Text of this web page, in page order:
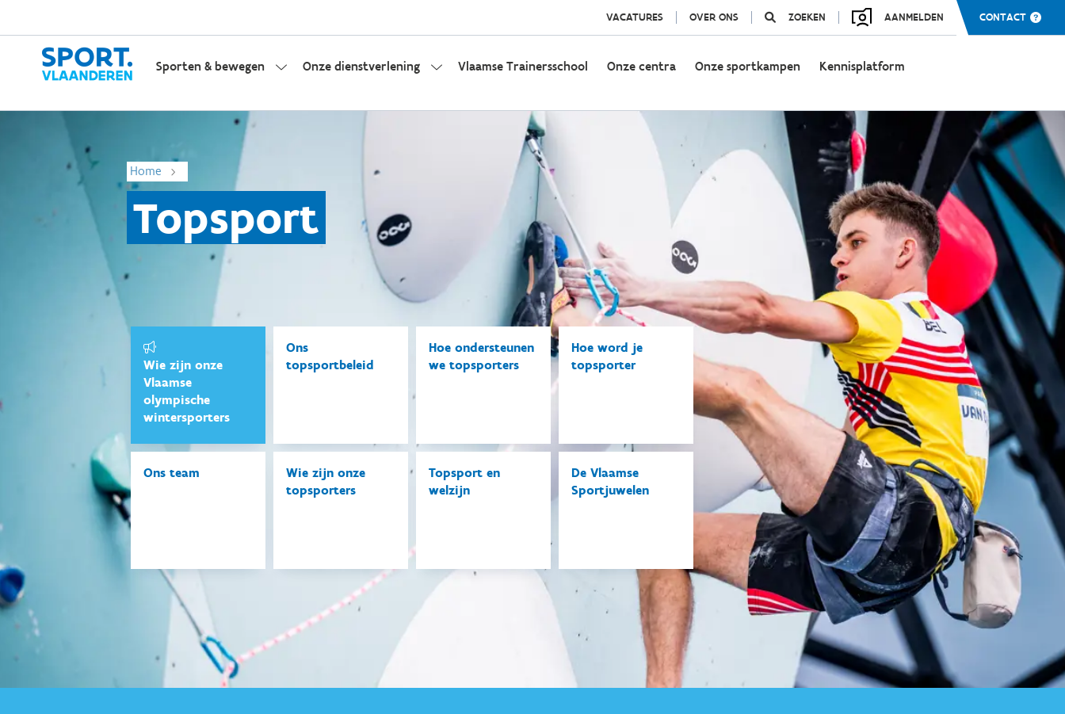
VACATURES OVER ONS ZOEKEN AANMELDEN CONTACT
Sporten & bewegen Onze dienstverlening Vlaamse Trainersschool Onze centra Onze sportkampen Kennisplatform
Home
Topsport
Wie zijn onze
Vlaamse
olympische
wintersporters
Ons
topsportbeleid
Hoe ondersteunen
we topsporters
Hoe word je
topsporter
Ons team
Wie zijn onze
topsporters
Topsport en
welzijn
De Vlaamse
Sportjuwelen